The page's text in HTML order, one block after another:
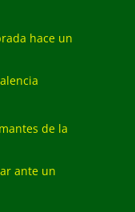
hace un
de la
ante un